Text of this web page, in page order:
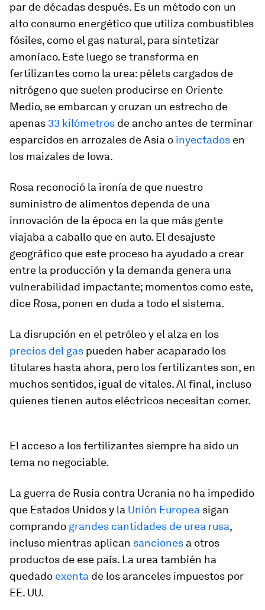
par de décadas después. Es un método con un
alto consumo energético que utiliza combustibles
fósiles, como el gas natural, para sintetizar
amoníaco. Este luego se transforma en
fertilizantes como la urea: pélets cargados de
nitrógeno que suelen producirse en Oriente
Medio, se embarcan y cruzan un estrecho de
apenas 33 kilómetros de ancho antes de terminar
esparcidos en arrozales de Asia o inyectados en
los maizales de Iowa.
Rosa reconoció la ironía de que nuestro
suministro de alimentos dependa de una
innovación de la época en la que más gente
viajaba a caballo que en auto. El desajuste
geográfico que este proceso ha ayudado a crear
entre la producción y la demanda genera una
vulnerabilidad impactante; momentos como este,
dice Rosa, ponen en duda a todo el sistema.
La disrupción en el petróleo y el alza en los
precios del gas pueden haber acaparado los
titulares hasta ahora, pero los fertilizantes son, en
muchos sentidos, igual de vitales. Al final, incluso
quienes tienen autos eléctricos necesitan comer.
El acceso a los fertilizantes siempre ha sido un
tema no negociable.
La guerra de Rusia contra Ucrania no ha impedido
que Estados Unidos y la Unión Europea sigan
comprando grandes cantidades de urea rusa,
incluso mientras aplican sanciones a otros
productos de ese país. La urea también ha
quedado exenta de los aranceles impuestos por
EE. UU.